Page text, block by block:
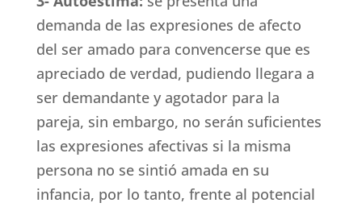
demanda de las expresiones de afecto
del ser amado para convencerse que es
apreciado de verdad, pudiendo llegara a
ser demandante y agotador para la
pareja, sin embargo, no serán suficientes
las expresiones afectivas si la misma
persona no se sintió amada en su
infancia, por lo tanto, frente al potencial